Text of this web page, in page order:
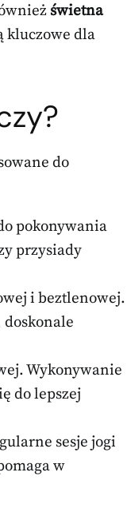
świetna
kluczowe dla
do
pokonywania
przysiady
i beztlenowej.
doskonale
Wykonywanie
do lepszej
sesje jogi
w